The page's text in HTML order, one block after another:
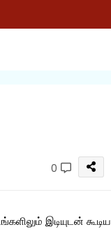
0
இடியுடன் கூடிய